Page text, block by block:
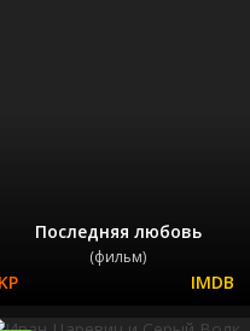
Последняя любовь
(фильм)